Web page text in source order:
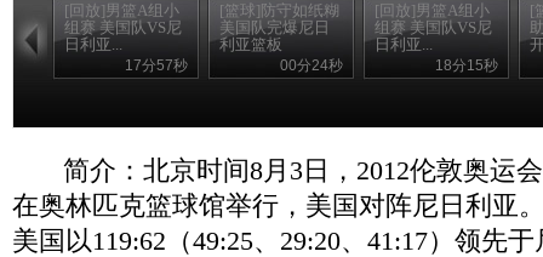
[回放]男篮A组小
组赛 美国队VS尼
日利亚...
17分57秒
[篮球]防守如纸糊
美国队完爆尼日
利亚篮板
00分24秒
[回放]男篮A组小
组赛 美国队VS尼
日利亚...
18分15秒
[
简介：北京时间8月3日，2012伦敦奥运
在奥林匹克篮球馆举行，美国对阵尼日利亚
美国以119:62（49:25、29:20、41:17）领先